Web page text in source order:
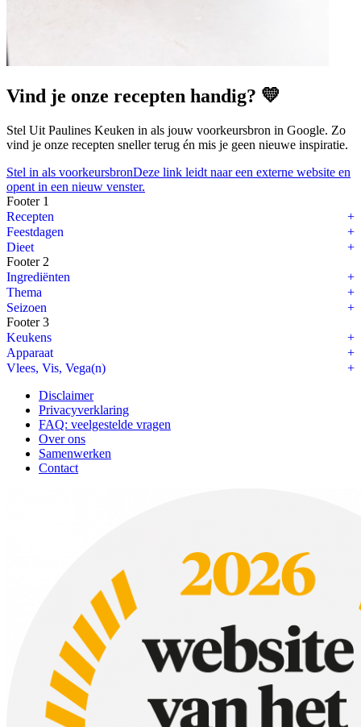
Vind je onze recepten handig? 💛
Stel Uit Paulines Keuken in als jouw voorkeursbron in Google. Zo
vind je onze recepten sneller terug én mis je geen nieuwe inspiratie.
Stel in als voorkeursbronDeze link leidt naar een externe website en
opent in een nieuw venster.
Footer 1
Recepten
Feestdagen
Dieet
Footer 2
Ingrediënten
Thema
Seizoen
Footer 3
Keukens
Apparaat
Vlees, Vis, Vega(n)
Disclaimer
Privacyverklaring
FAQ: veelgestelde vragen
Over ons
Samenwerken
Contact